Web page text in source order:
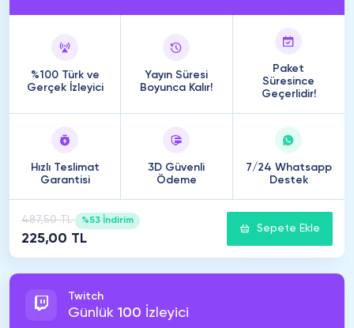
%100 Türk ve
Gerçek İzleyici
Yayın Süresi
Boyunca Kalır!
Paket
Süresince
Geçerlidir!
Hızlı Teslimat
Garantisi
3D Güvenli
Ödeme
7/24 Whatsapp
Destek
487,50 TL %53 İndirim
225,00 TL
Sepete Ekle
Twitch
Günlük 100 İzleyici